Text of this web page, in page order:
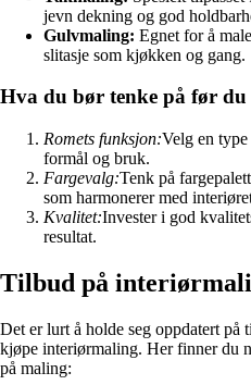
jevn dekning og god
Gulvmaling: Egnet for å
slitasje som kjøkken og gang.
Hva du bør tenke på før
Romets funksjon:Velg en
formål og bruk.
Fargevalg:Tenk på
som harmonerer med
Kvalitet:Invester i god
resultat.
Tilbud på
Det er lurt å holde seg oppdatert på
kjøpe interiørmaling. Her finner du
på maling: